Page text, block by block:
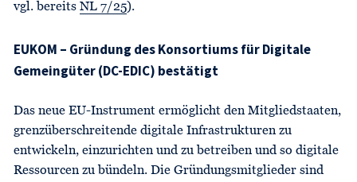
vgl. bereits NL 7/25).
EUKOM – Gründung des Konsortiums für Digitale
Gemeingüter (DC-EDIC) bestätigt
Das neue EU-Instrument ermöglicht den Mitgliedstaaten,
grenzüberschreitende digitale Infrastrukturen zu
entwickeln, einzurichten und zu betreiben und so digitale
Ressourcen zu bündeln. Die Gründungsmitglieder sind